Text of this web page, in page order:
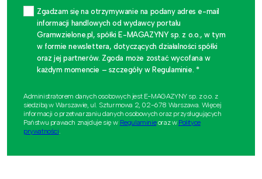
Zgadzam się na otrzymywanie na podany adres e-mail
informacji handlowych od wydawcy portalu
Gramwzielone.pl, spółki E-MAGAZYNY sp. z o.o., w tym
w formie newslettera, dotyczących działalności spółki
oraz jej partnerów. Zgoda może zostać wycofana w
każdym momencie – szczegóły w Regulaminie. *
Administratorem danych osobowych jest E-MAGAZYNY sp. z o.o. z
siedzibą w Warszawie, ul. Szturmowa 2, 02-678 Warszawa. Więcej
informacji o przetwarzaniu danych osobowych oraz przysługujących
Państwu prawach znajduje się w Regulaminieoraz w Polityce
prywatności.